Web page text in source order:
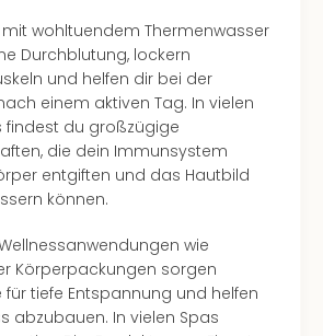
wohltuendem Thermenwasser
Durchblutung, lockern
und helfen dir bei der
einem aktiven Tag. In vielen
findest du großzügige
die dein Immunsystem
entgiften und das Hautbild
können.
wie
Körperpackungen sorgen
tiefe Entspannung und helfen
abzubauen. In vielen Spas